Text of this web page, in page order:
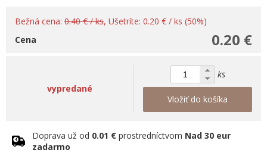
Bežná cena: 0.40 € / ks, Ušetríte: 0.20 € / ks (50%)
0.20 €
Cena
vypredané
ks
Vložiť do košíka
Doprava už od 0.01 € prostredníctvom Nad 30 eur
zadarmo